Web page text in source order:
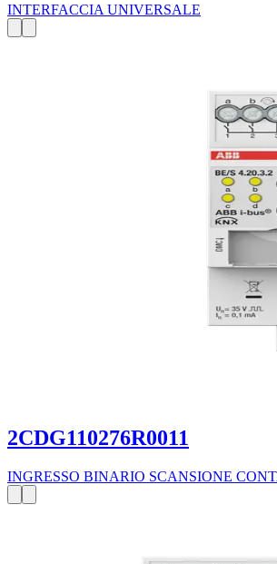
INTERFACCIA UNIVERSALE
2CDG110276R0011
INGRESSO BINARIO SCANSIONE